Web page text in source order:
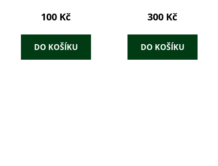
100 Kč
DO KOŠÍKU
Thierärzte, Ärzte und
300 Kč
DO KOŠÍKU